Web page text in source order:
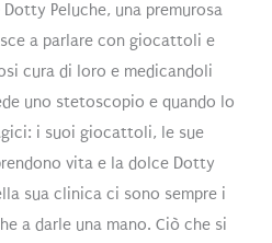
Peluche, una premurosa
a parlare con giocattoli e
cura di loro e medicandoli
uno stetoscopio e quando lo
i suoi giocattoli, le sue
vita e la dolce Dotty
sua clinica ci sono sempre i
a darle una mano. Ciò che si